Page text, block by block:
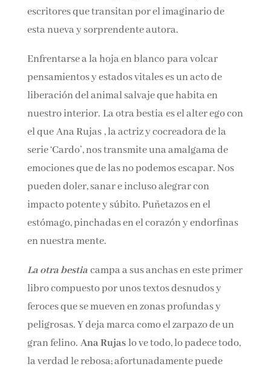
Liddell y otros escritores que transitan por el
imaginario de esta nueva y sorprendente
Enfrentarse a la hoja en blanco para volcar
pensamientos y estados vitales es un acto de
liberación del animal salvaje que habita en
nuestro interior. La otra bestia es el alter ego
con el que Ana Rujas , la actriz y cocreadora de
la serie ‘Cardo’, nos transmite una amalgama
de emociones que de las no podemos escapar.
Nos pueden doler, sanar e incluso alegrar con
impacto potente y súbito. Puñetazos en el
estómago, pinchadas en el corazón y
La otra bestiacampa a sus anchas en este
primer libro compuesto por unos textos
desnudos y feroces que se mueven en zonas
profundas y peligrosas. Y deja marca como el
zarpazo de un gran felino.Ana Rujaslo ve todo,